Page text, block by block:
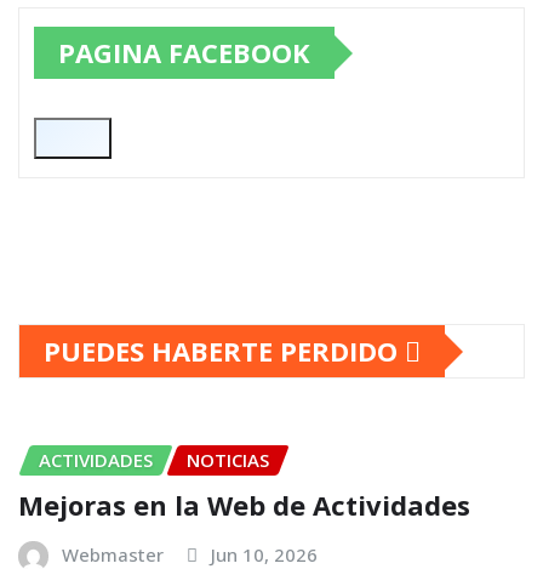
PAGINA FACEBOOK
PUEDES HABERTE PERDIDO
ACTIVIDADES NOTICIAS
Mejoras en la Web de Actividades
Webmaster Jun 10, 2026